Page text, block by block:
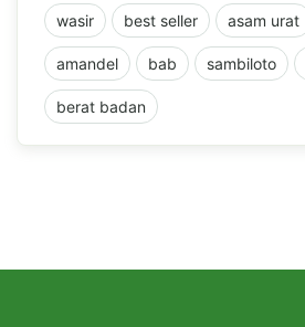
wasir best seller asam urat
amandel bab sambiloto
berat badan